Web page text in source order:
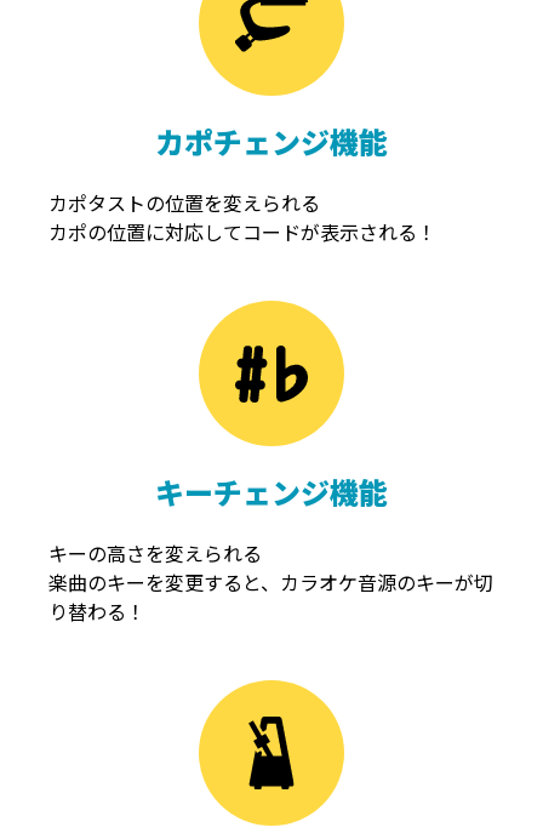
カポチェンジ機能
カポタストの位置を変えられる
カポの位置に対応してコードが表示される！
キーチェンジ機能
キーの高さを変えられる
楽曲のキーを変更すると、カラオケ音源のキーが切
り替わる！